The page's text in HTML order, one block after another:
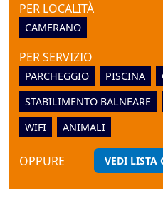
PER LOCALITÀ
CAMERANO
PER SERVIZIO
PARCHEGGIO PISCINA
STABILIMENTO BALNEARE
WIFI
ANIMALI
OPPURE VEDI LISTA